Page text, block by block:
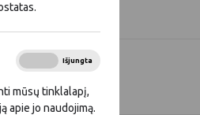
Išjungta
mūsų tinklalapį,
apie jo naudojimą.